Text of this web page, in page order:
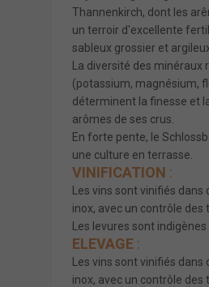
Thannenkirch, dont les
un terroir d'excellente
sableux grossier et
La diversité des minéraux
(potassium, magnésium,
déterminent la finesse et
arômes de ses crus.
En forte pente, le
une culture en terrasse.
VINIFICATION :
Les vins sont vinifiés dans
inox, avec un contrôle des
Les levures sont
ELEVAGE :
Les vins sont vinifiés dans
inox, avec un contrôle des